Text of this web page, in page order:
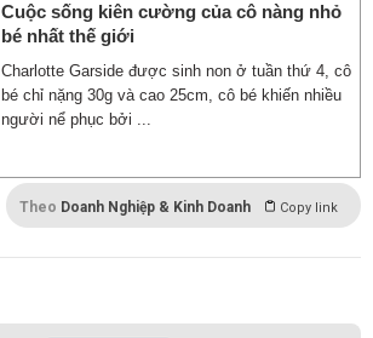
Cuộc sống kiên cường của cô nàng nhỏ
bé nhất thế giới
Charlotte Garside được sinh non ở tuần thứ 4, cô
bé chỉ nặng 30g và cao 25cm, cô bé khiến nhiều
người nể phục bởi ...
Theo Doanh Nghiệp & Kinh Doanh Copy link